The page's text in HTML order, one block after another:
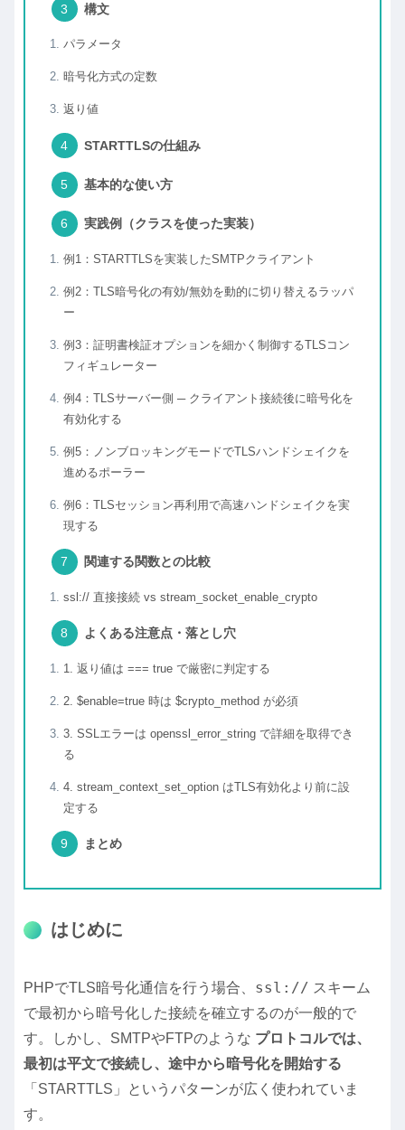
構文
パラメータ
暗号化方式の定数
返り値
STARTTLSの仕組み
基本的な使い方
実践例（クラスを使った実装）
例1：STARTTLSを実装したSMTPクライアント
例2：TLS暗号化の有効/無効を動的に切り替えるラッパ
ー
例3：証明書検証オプションを細かく制御するTLSコン
フィギュレーター
例4：TLSサーバー側 ─ クライアント接続後に暗号化を
有効化する
例5：ノンブロッキングモードでTLSハンドシェイクを
進めるポーラー
例6：TLSセッション再利用で高速ハンドシェイクを実
現する
関連する関数との比較
ssl:// 直接接続 vs stream_socket_enable_crypto
よくある注意点・落とし穴
1. 返り値は === true で厳密に判定する
2. $enable=true 時は $crypto_method が必須
3. SSLエラーは openssl_error_string で詳細を取得でき
る
4. stream_context_set_option はTLS有効化より前に設
定する
まとめ
はじめに
PHPでTLS暗号化通信を行う場合、 ssl:// スキーム
で最初から暗号化した接続を確立するのが一般的で
す。しかし、SMTPやFTPのような プロトコルでは、
最初は平文で接続し、途中から暗号化を開始する
「STARTTLS」というパターンが広く使われていま
す。